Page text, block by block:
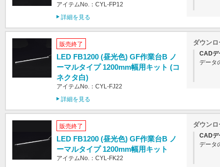
アイテムNo.：CYL-FP12
詳細を見る
販売終了
LED FB1200 (昼光色) GF作業台B ノ
ーマルタイプ 1200mm幅用キット (コ
ネクタ白)
アイテムNo.：CYL-FJ22
詳細を見る
ダウンロ
CADデ
データ
販売終了
LED FB1200 (昼光色) GF作業台B ノ
ーマルタイプ 1200mm幅用キット
アイテムNo.：CYL-FK22
ダウンロ
CADデ
データ